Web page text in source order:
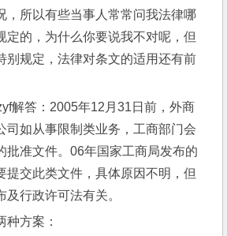
，所以有些当事人常常问我法律哪
定的，为什么你要说我不对呢，但
别规定，法律对条文的适用还有前
解答：2005年12月31日前，外商
司如从事限制类业务，工商部门会
批准文件。06年国家工商局发布的
提交此类文件，具体原因不明，但
行政许可法有关。
种方案：